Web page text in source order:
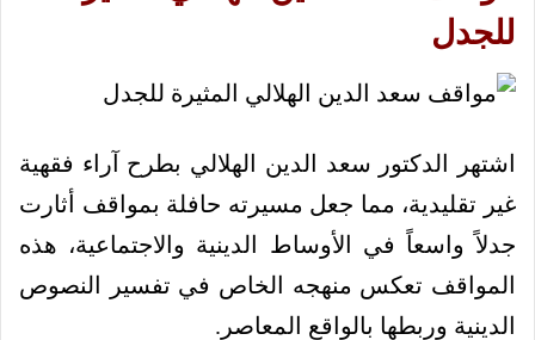
للجدل
اشتهر الدكتور سعد الدين الهلالي بطرح آراء فقهية
غير تقليدية، مما جعل مسيرته حافلة بمواقف أثارت
جدلاً واسعاً في الأوساط الدينية والاجتماعية، هذه
المواقف تعكس منهجه الخاص في تفسير النصوص
الدينية وربطها بالواقع المعاصر.